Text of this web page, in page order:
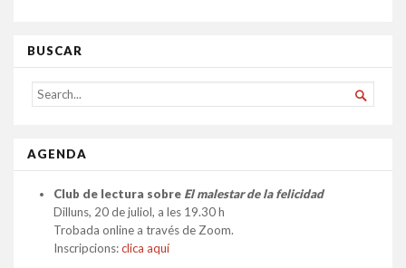
BUSCAR
SEARCH
FOR...

AGENDA
Club de lectura sobre El malestar de la felicidad
Dilluns, 20 de juliol, a les 19.30 h
Trobada online a través de Zoom.
Inscripcions:clica aquí